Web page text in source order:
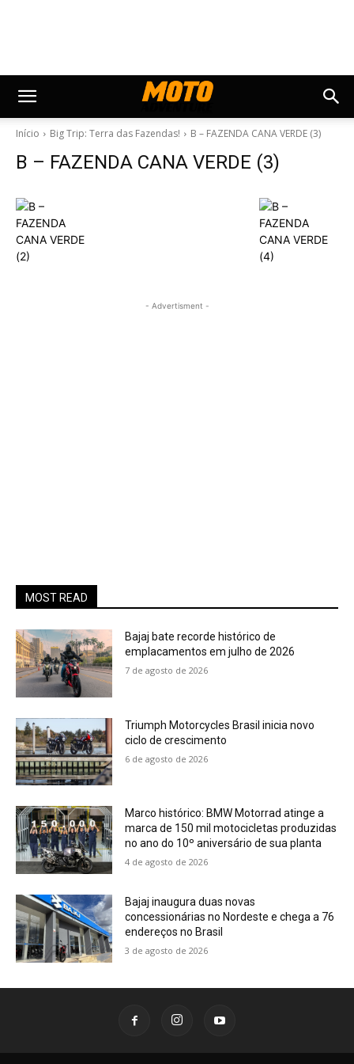
Início Big Trip: Terra das Fazendas! B – FAZENDA CANA VERDE (3)
B – FAZENDA CANA VERDE (3)
- Advertisment -
MOST READ
Bajaj bate recorde histórico de
emplacamentos em julho de 2026
7 de agosto de 2026
Triumph Motorcycles Brasil inicia novo
ciclo de crescimento
6 de agosto de 2026
Marco histórico: BMW Motorrad atinge a
marca de 150 mil motocicletas produzidas
no ano do 10º aniversário de sua planta
4 de agosto de 2026
Bajaj inaugura duas novas
concessionárias no Nordeste e chega a 76
endereços no Brasil
3 de agosto de 2026